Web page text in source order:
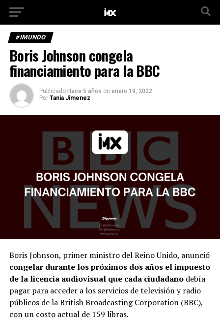
#IMUNDO
Boris Johnson congela
financiamiento para la BBC
Publicado Hace 5 años on enero 19, 2022
Por Tania Jimenez
Boris Johnson, primer ministro del Reino Unido, anunció
congelar durante los próximos dos años el impuesto
de la licencia audiovisual que cada ciudadano debía
pagar para acceder a los servicios de televisión y radio
públicos de la British Broadcasting Corporation (BBC),
con un costo actual de 159 libras.